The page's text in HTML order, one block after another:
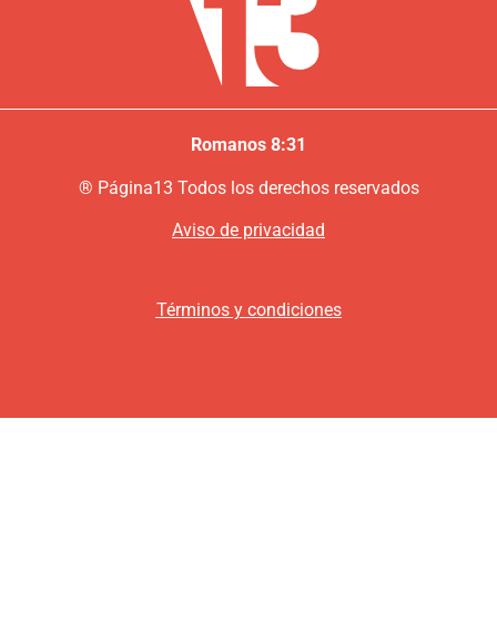
Romanos 8:31
® Página13 Todos los derechos reservados
Aviso de privacidad
Términos y condiciones